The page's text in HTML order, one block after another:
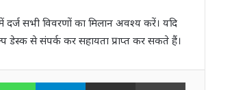
दर्ज सभी विवरणों का मिलान अवश्य करें। यदि
डेस्क से संपर्क कर सहायता प्राप्त कर सकते हैं।
WhatsAppTelegram Share via Email Print